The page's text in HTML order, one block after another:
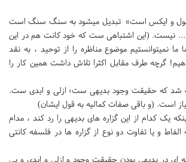
و ایکس است» تبدیل میشود به سنگ سنگ است
نیست. (این اشتباهی ست که خود کانت هم در این
ما نمیتوانستیم موضوع مناظره را از توحید ، به نقد
گرچه طرف مقابل اکثرا تلاش داشت همین کار را
شد که حقیقت وجود بدیهی ست؛ ازلی و ابدی ست.
است. (و باقی صفات کمالیه به قول ایشان)
یک کدام از این گزاره های بدیهی را رد کند ، مدام
و یا تفاوت دو نوع از گزاره ها در فلسفه کانتی
ای در بدیهی بودن حقیقت وجود و ازلی و ابدی و بی